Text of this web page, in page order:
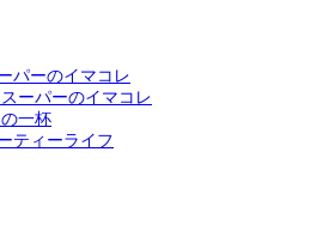
パーのイマコレ
ーパーのイマコレ
一杯
ティーライフ